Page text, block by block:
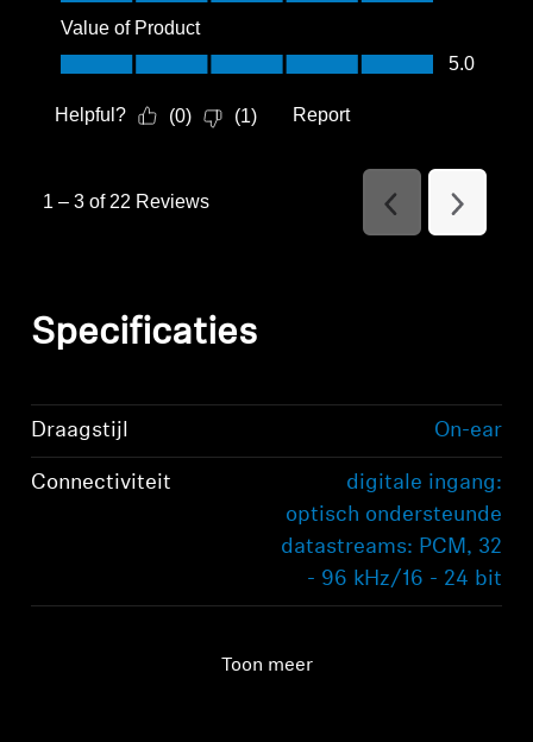
Value of Product
Value of Product, 5.0 out of 5
5.0
Helpful? (0) (1) Report
1 – 3 of 22 Reviews
Previous
Reviews
Next
Reviews
Specificaties
Draagstijl On-ear
Connectiviteit
digitale ingang:
optisch ondersteunde
datastreams: PCM, 32
- 96 kHz/16 - 24 bit
optisch ondersteunde
Toon meer